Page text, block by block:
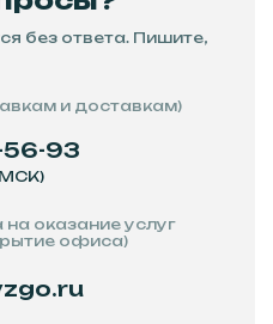
без ответа. Пишите,
и доставкам)
56-93
МСК)
оказание услуг
офиса)